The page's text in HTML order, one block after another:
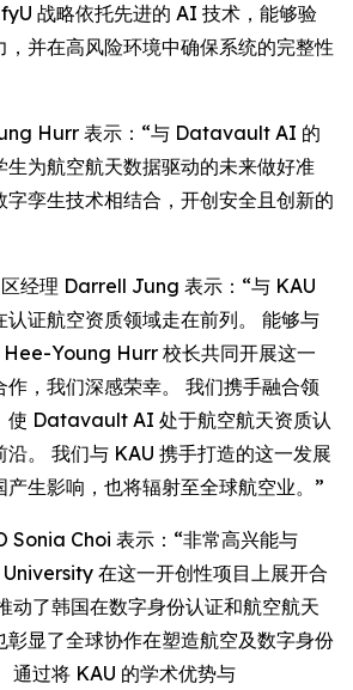
战略依托先进的 AI 技术，能够验
，并在高风险环境中确保系统的完整性
Hurr 表示：“与 Datavault AI 的
生为航空航天数据驱动的未来做好准
字孪生技术相结合，开创安全且创新的
经理 Darrell Jung 表示：“与 KAU
认证航空资质领域走在前列。 能够与
Young Hurr 校长共同开展这一
，我们深感荣幸。 我们携手融合领
使 Datavault AI 处于航空航天资质认
。 我们与 KAU 携手打造的这一发展
生影响，也将辐射至全球航空业。”
Choi 表示：“非常高兴能与
在这一开创性项目上展开合
动了韩国在数字身份认证和航空航天
彰显了全球协作在塑造航空及数字身份
通过将 KAU 的学术优势与